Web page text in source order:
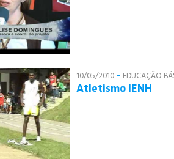
10/05/2010 - EDUCAÇÃO
Atletismo IENH